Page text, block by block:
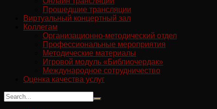
Прошедшие трансляции
Виртуальный концертный зал
Коллегам
Организационно-методический отдел
Профессиональные мероприятия
Методические материалы
Игровой модуль «Библиочердак»
Международное сотрудничество
Оценка качества услуг